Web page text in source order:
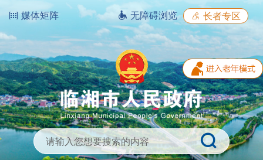
媒体矩阵 无障碍浏览 长者专区